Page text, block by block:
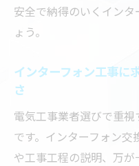
安全で納得のいくイン
ょう。
インターフォン工事に
さ
電気工事業者選びで重
です。インターフォン
や工事工程の説明、万